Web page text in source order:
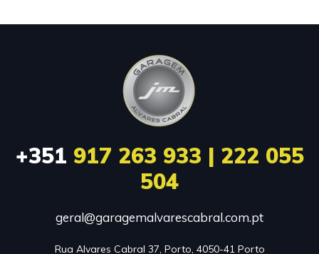
+351 917 263 933 | 222 055
504
geral@garagemalvarescabral.com.pt
Rua Alvares Cabral 37, Porto, 4050-41 Porto